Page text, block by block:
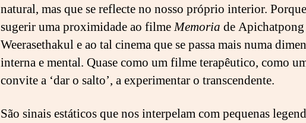
natural, mas que se reflecte no nosso próprio interior.
sugerir uma proximidade ao filmeMemoria de Apichatpong
Weerasethakul e ao tal cinema que se passa mais numa
interna e mental. Quase como um filme terapêutico, como
convite a ‘dar o salto’, a experimentar o transcendente.
São sinais estáticos que nos interpelam com pequenas